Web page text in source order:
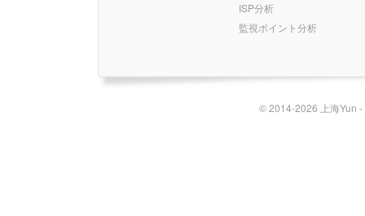
ISP分析
監視ポイント分析
© 2014-2026 上海Yun